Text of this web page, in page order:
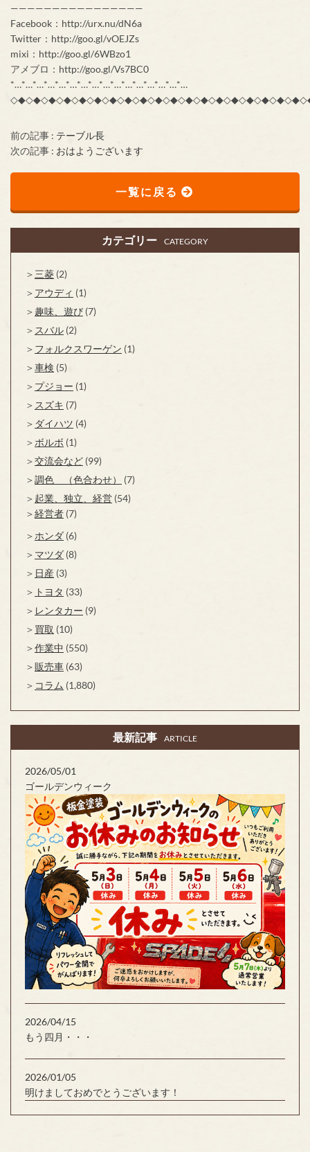
————————————————
Facebook：http://urx.nu/dN6a
Twitter：http://goo.gl/vOEJZs
mixi：http://goo.gl/6WBzo1
アメブロ：http://goo.gl/Vs7BC0
*…*…*…*…*…*…*…*…*…*…*…*…*…*…*…*…
前の記事 : テーブル長
次の記事 : おはようございます
一覧に戻る
カテゴリー CATEGORY
三菱 (2)
アウディ (1)
趣味、遊び (7)
スバル (2)
フォルクスワーゲン (1)
車検 (5)
プジョー (1)
スズキ (7)
ダイハツ (4)
ボルボ (1)
交流会など (99)
調色 （色合わせ）
(7)
起業、独立、経営 (54)
経営者 (7)
ホンダ (6)
マツダ (8)
日産 (3)
トヨタ (33)
レンタカー (9)
買取 (10)
作業中 (550)
販売車 (63)
コラム (1,880)
最新記事 ARTICLE
2026/05/01
ゴールデンウィーク
2026/04/15
もう四月・・・
2026/01/05
明けましておめでとうございます！